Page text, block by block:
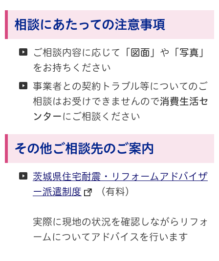
相談にあたっての注意事項
ご相談内容に応じて 「図面」 や
「写真」
をお持ちください
事業者との契約トラブル等についてのご
相談はお受けできませんので消費生活セ
ンター にご相談ください
その他ご相談先のご案内
茨城県住宅耐震・リフォームアドバイザ
ー派遣制度
（有料）
実際に現地の状況を確認しながらリフォ
ームについてアドバイスを行います